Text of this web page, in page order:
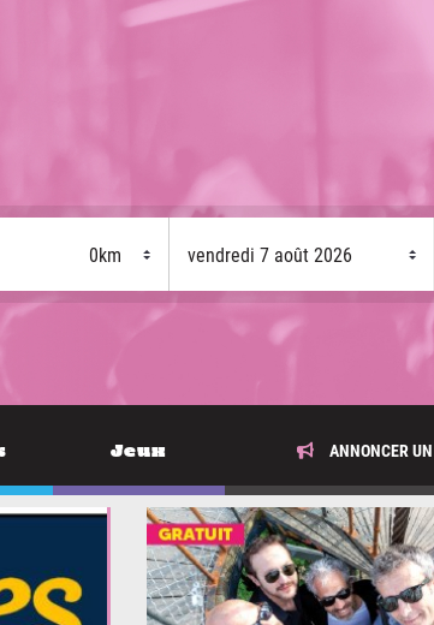
Jeux ANNONCER